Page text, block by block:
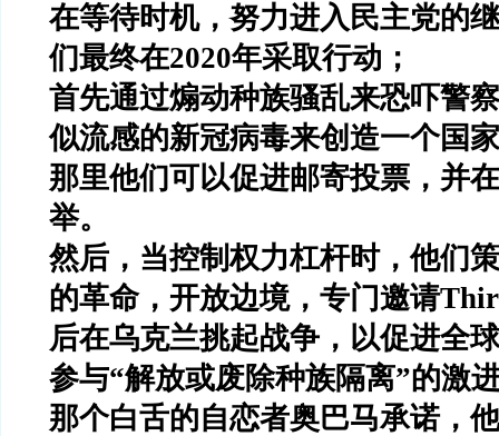
在等待时机，努力进入民主党的
们最终在2020年采取行动；
首先通过煽动种族骚乱来恐吓警
似流感的新冠病毒来创造一个国
那里他们可以促进邮寄投票，并
举。
然后，当控制权力杠杆时，他们
的革命，开放边境，专门邀请
后在乌克兰挑起战争，以促进全
参与“解放或废除种族隔离”的激
那个白舌的自恋者奥巴马承诺，